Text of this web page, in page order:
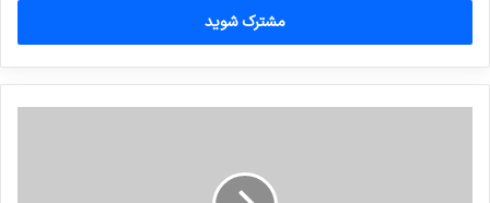
وارد
کنید